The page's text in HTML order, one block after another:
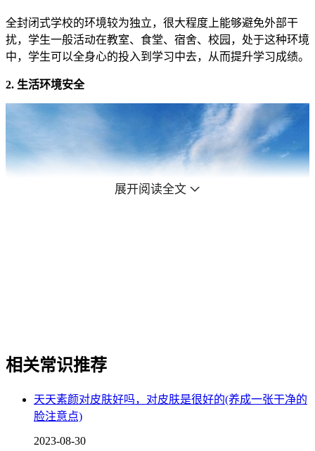
全封闭式学校的环境较为独立，很大程度上能够避免外部干
扰，学生一般活动在教室、食堂、宿舍、校园，处于这种环境
中，学生可以全身心的投入到学习中去，从而提升学习成绩。
2. 生活环境安全
有统计显示，大部分学生出现交通意外事故都发生在上学或放
学的路途中，学校如果是全封闭式管理，学生就减少了外出的
次数，起到降低安全隐患的作用，并且还能缓解学校周边道路
展开阅读全文
相关常识推荐
天天素颜对皮肤好吗，对皮肤是很好的(养成一张干净的
脸注意点)
2023-08-30